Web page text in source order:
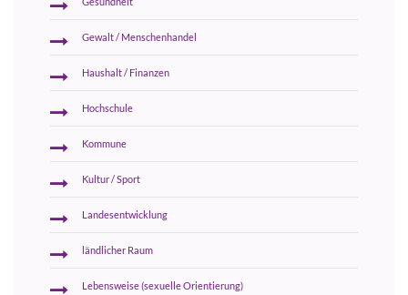
Gewalt / Menschenhandel
Haushalt / Finanzen
Hochschule
Kommune
Kultur / Sport
Landesentwicklung
ländlicher Raum
Lebensweise (sexuelle Orientierung)